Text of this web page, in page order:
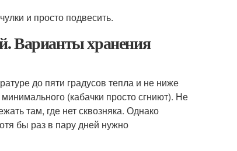
и просто подвесить.
Варианты хранения
до пяти градусов тепла и не ниже
(кабачки просто сгниют). Не
там, где нет сквозняка. Однако
бы раз в пару дней нужно